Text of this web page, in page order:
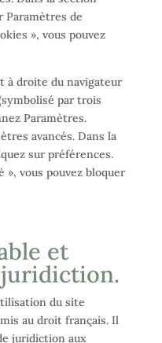
Paramètres de
», vous pouvez
à droite du navigateur
par trois
Paramètres.
avancés. Dans la
sur préférences.
», vous pouvez bloquer
et
du site
au droit français. Il
juridiction aux